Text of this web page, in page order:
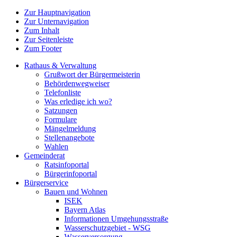
Zur Hauptnavigation
Zur Unternavigation
Zum Inhalt
Zur Seitenleiste
Zum Footer
Rathaus & Verwaltung
Grußwort der Bürgermeisterin
Behördenwegweiser
Telefonliste
Was erledige ich wo?
Satzungen
Formulare
Mängelmeldung
Stellenangebote
Wahlen
Gemeinderat
Ratsinfoportal
Bürgerinfoportal
Bürgerservice
Bauen und Wohnen
ISEK
Bayern Atlas
Informationen Umgehungsstraße
Wasserschutzgebiet - WSG